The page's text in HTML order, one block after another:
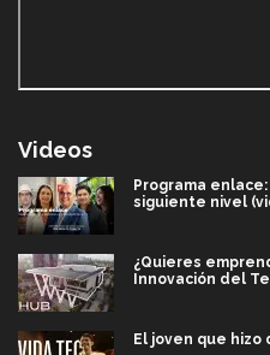
Videos
Programa
siguiente nivel
¿Quieres
Innovación del
El joven que